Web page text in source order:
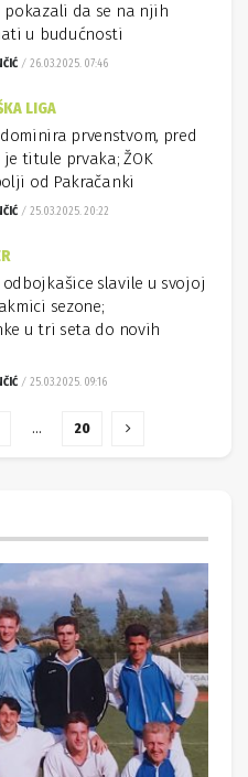
pokazali da se na njih
u budućnosti
26.03.2025. 07:46
LIGA
dominira prvenstvom, pred
titule prvaka; ŽOK
od Pakračanki
25.03.2025. 20:22
odbojkašice slavile u svojoj
sezone;
u tri seta do novih
25.03.2025. 09:16
… 20